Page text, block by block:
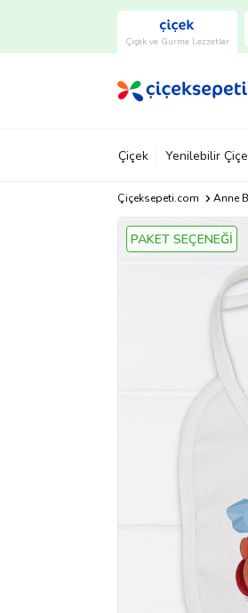
Çiçek ve Gurme Lezzetler
Çiçek Yenilebilir
Çiçeksepeti.com Anne
PAKET SEÇENEĞİ